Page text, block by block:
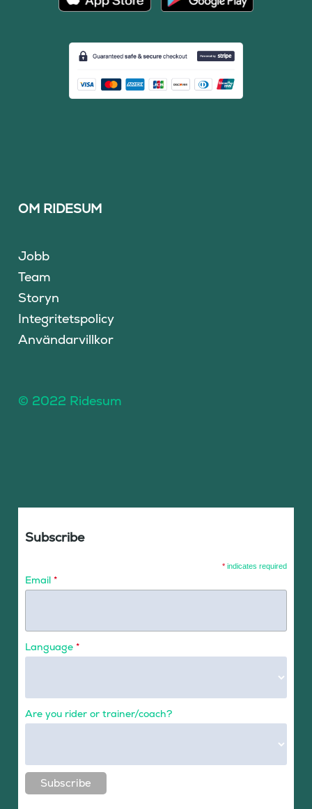
OM RIDESUM
Jobb
Team
Storyn
Integritetspolicy
Användarvillkor
© 2022 Ridesum
Subscribe
* indicates required
Email *
Language *
Are you rider or trainer/coach?
Subscribe